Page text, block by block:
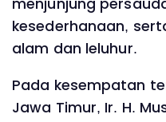
menjunjung
kesederhanaan,
alam dan leluhur.
Pada kesempatan
Jawa Timur, Ir. H.